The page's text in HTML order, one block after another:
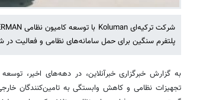
پلتفرم سنگین برای حمل سامانه‌های نظامی و فعالیت
به گزارش خبرگزاری خبرآنلاین، در دهه‌های اخیر،
تجهیزات نظامی و کاهش وابستگی به تامین‌کنندگان